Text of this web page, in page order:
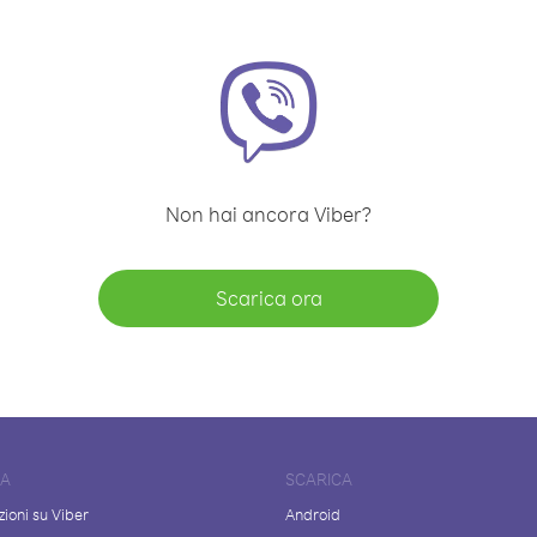
Non hai ancora Viber?
Scarica ora
su Viber
SCARICA
Android